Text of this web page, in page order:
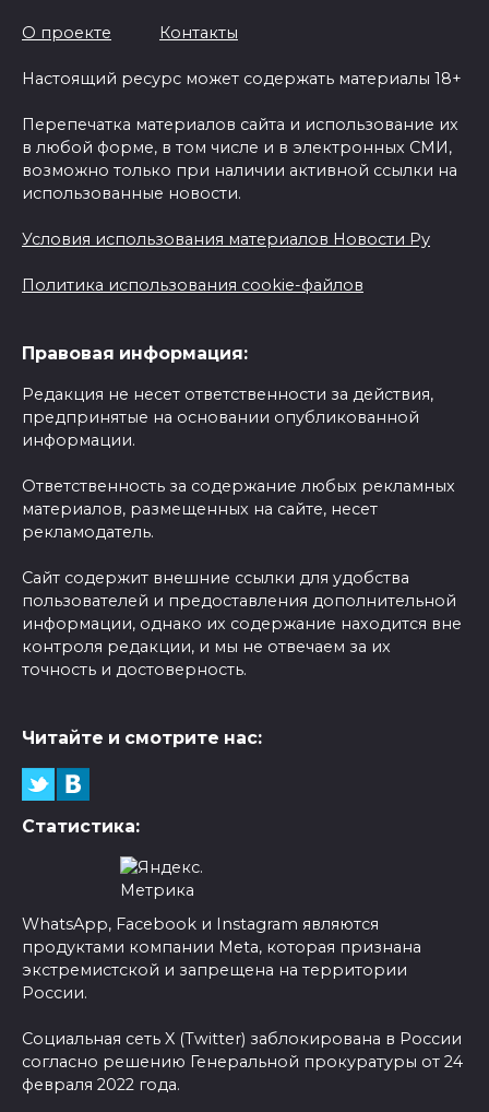
О проекте Контакты
Настоящий ресурс может содержать материалы 18+
Перепечатка материалов сайта и использование их
в любой форме, в том числе и в электронных СМИ,
возможно только при наличии активной ссылки на
использованные новости.
Условия использования материалов Новости Ру
Политика использования cookie-файлов
Правовая информация:
Редакция не несет ответственности за действия,
предпринятые на основании опубликованной
информации.
Ответственность за содержание любых рекламных
материалов, размещенных на сайте, несет
рекламодатель.
Сайт содержит внешние ссылки для удобства
пользователей и предоставления дополнительной
информации, однако их содержание находится вне
контроля редакции, и мы не отвечаем за их
точность и достоверность.
Читайте и смотрите нас:
Статистика:
WhatsApp, Facebook и Instagram являются
продуктами компании Meta, которая признана
экстремистской и запрещена на территории
России.
Социальная сеть X (Twitter) заблокирована в России
согласно решению Генеральной прокуратуры от 24
февраля 2022 года.